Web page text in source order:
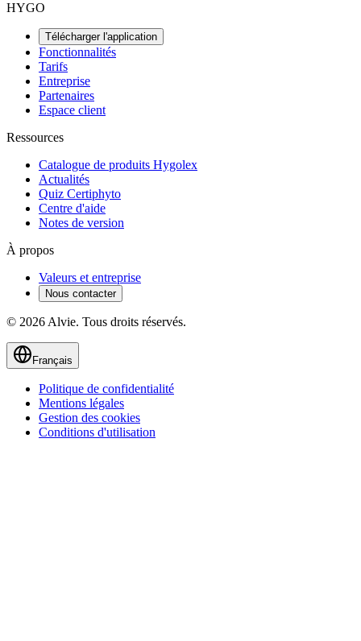
HYGO
Télécharger l'application
Fonctionnalités
Tarifs
Entreprise
Partenaires
Espace client
Ressources
Catalogue de produits Hygolex
Actualités
Quiz Certiphyto
Centre d'aide
Notes de version
À propos
Valeurs et entreprise
Nous contacter
© 2026 Alvie. Tous droits réservés.
Français
Politique de confidentialité
Mentions légales
Gestion des cookies
Conditions d'utilisation